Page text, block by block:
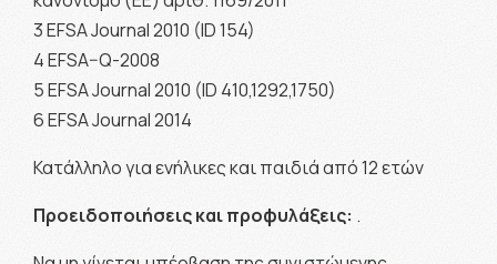
3 EFSA Journal 2010 (ID 154)
4 EFSA–Q-2008
5 EFSA Journal 2010 (ID 410,1292,1750)
6 EFSA Journal 2014
Κατάλληλο για ενήλικες και παιδιά από 12 ετών
Προειδοποιήσεις και προφυλάξεις: .